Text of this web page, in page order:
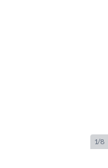
1/8